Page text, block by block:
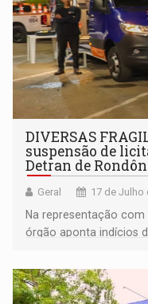
DIVERSAS
suspensão de
Detran de
Geral 17 de Julho
Na representação
órgão aponta indícios